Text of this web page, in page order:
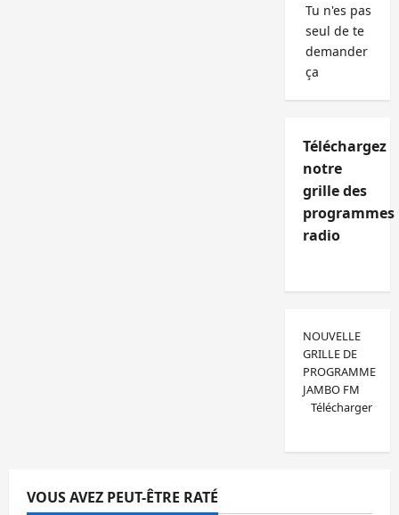
Tu n'es pas
seul de te
demander
ça
Téléchargez
notre
grille des
programmes
radio
NOUVELLE
GRILLE DE
PROGRAMME
JAMBO FM
Télécharger
VOUS AVEZ PEUT-ÊTRE RATÉ